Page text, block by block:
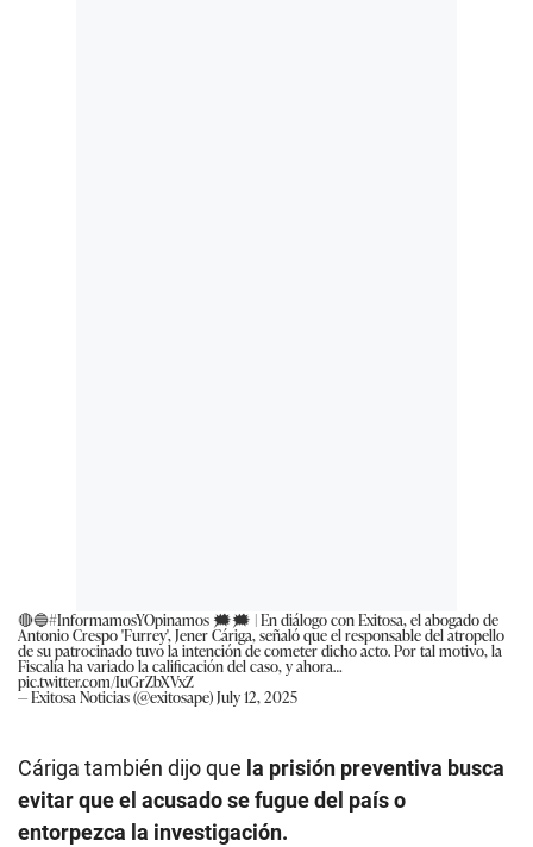
🔴🔵#InformamosYOpinamos🗯🗯 | En diálogo con Exitosa, el abogado de
Antonio Crespo 'Furrey', Jener Cáriga, señaló que el responsable del atropello
de su patrocinado tuvo la intención de cometer dicho acto. Por tal motivo, la
Fiscalía ha variado la calificación del caso, y ahora…
pic.twitter.com/IuGrZbXVxZ
— Exitosa Noticias (@exitosape)July 12, 2025
Cáriga también dijo que la prisión preventiva busca
evitar que el acusado se fugue del país o
entorpezca la investigación.